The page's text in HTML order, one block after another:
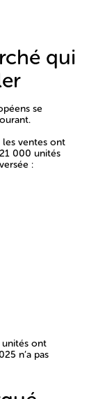
qui
se
les ventes ont
000 unités
:
ont
n’a pas